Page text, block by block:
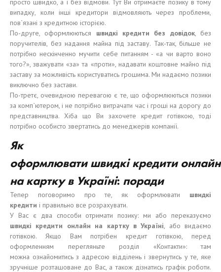
просто швидко, а і без відмови. Тут Ви отримаєте позику в тому
випадку, коли інші кредитори відмовляють через проблеми,
пов`язані з кредитною історією.
По-друге, оформлюються швидкі кредити без довідок, без
поручителів, без надання майна під заставу. Так-так, більше не
потрібно нескінченно мучити себе питанням - «а чи варто воно
того?», зважувати «за» та «проти», надавати коштовне майно під
заставу за можливість користуватись грошима. Ми надаємо позики
виключно без застави.
По-третє, очевидною перевагою є те, що оформлюються позики
за комп`ютером, і не потрібно витрачати час і гроші на дорогу до
представництва. Хіба що Ви захочете кредит готівкою, тоді
потрібно особисто звертатись до менеджерів компанії.
Як
оформлювати швидкікредитионлайн
на картку в Україні: поради
Тепер поговоримо про те, як оформлювати швидкі
кредити і правильно все розрахувати.
У Вас є два способи отримати позику: ми або переказуємо
швидкі кредити онлайн на карткув Україні, або видаємо
готівкою. Якщо Вам потрібен кредит готівкою, перед
оформленням перегляньте розділ «Контакти»: там
можна ознайомитись з адресою відділень і звернутись у те, яке
зручніше розташоване до Вас, а також дізнатись графік роботи.